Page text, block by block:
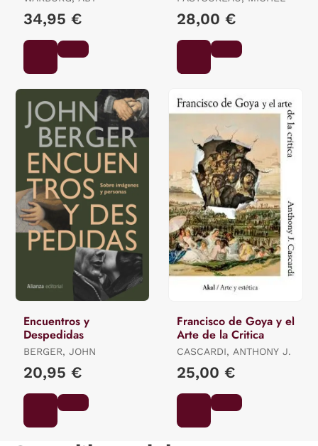
34,95 € 28,00 €
Encuentros y
Despedidas
BERGER, JOHN
20,95 €
Francisco de Goya y el
Arte de la Critica
CASCARDI, ANTHONY J.
25,00 €